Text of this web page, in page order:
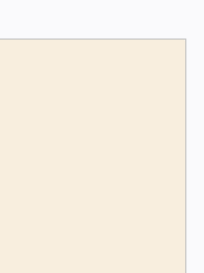
Education Trends,
Trends,